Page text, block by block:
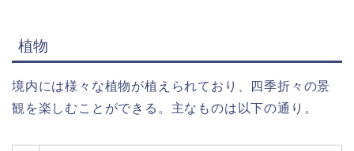
植物
境内には様々な植物が植えられており、四季折々の景
観を楽しむことができる。主なものは以下の通り。